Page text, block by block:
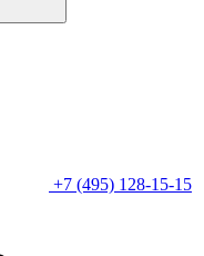
+7 (495) 128-15-15